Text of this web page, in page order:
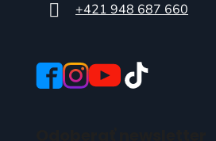
+421 948 687 660